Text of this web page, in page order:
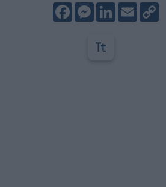
FacebookMessenger
LinkedIn
Email